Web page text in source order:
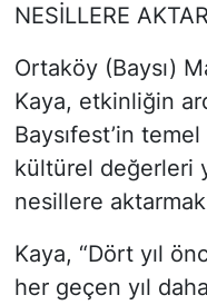
NESİLLERE
Ortaköy (Baysı)
Kaya, etkinliğin
Baysıfest’in
kültürel değerleri
nesillere
Kaya, “Dört yıl
her geçen yıl